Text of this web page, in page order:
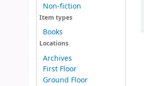
Non-fiction
Item types
Books
Locations
Archives
First Floor
Ground Floor